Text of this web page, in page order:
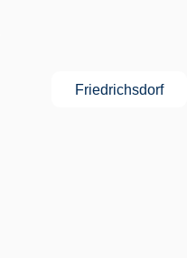
Friedrichsdorf